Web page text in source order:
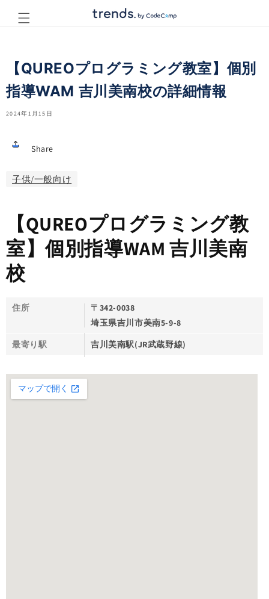
ンツに
進む
【QUREOプログラミング教室】個別
指導WAM 吉川美南校の詳細情報
2024年1月15日
Share
子供/一般向け
【QUREOプログラミング教
室】個別指導WAM 吉川美南
校
住所
〒342-0038
埼玉県吉川市美南5-9-8
最寄り駅
吉川美南駅(JR武蔵野線)